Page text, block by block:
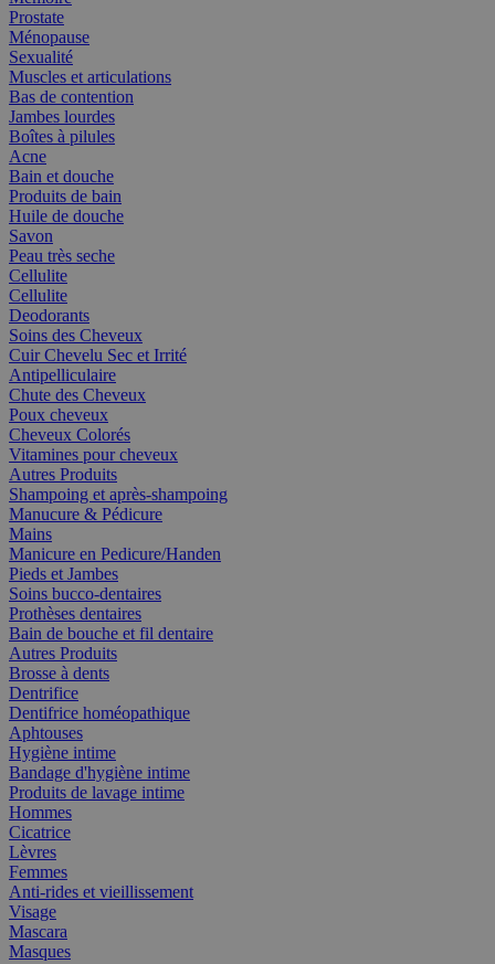
Prostate
Ménopause
Sexualité
Muscles et articulations
Bas de contention
Jambes lourdes
Boîtes à pilules
Acne
Bain et douche
Produits de bain
Huile de douche
Savon
Peau très seche
Cellulite
Cellulite
Deodorants
Soins des Cheveux
Cuir Chevelu Sec et Irrité
Antipelliculaire
Chute des Cheveux
Poux cheveux
Cheveux Colorés
Vitamines pour cheveux
Autres Produits
Shampoing et après-shampoing
Manucure & Pédicure
Mains
Manicure en Pedicure/Handen
Pieds et Jambes
Soins bucco-dentaires
Prothèses dentaires
Bain de bouche et fil dentaire
Autres Produits
Brosse à dents
Dentrifice
Dentifrice homéopathique
Aphtouses
Hygiène intime
Bandage d'hygiène intime
Produits de lavage intime
Hommes
Cicatrice
Lèvres
Femmes
Anti-rides et vieillissement
Visage
Mascara
Masques